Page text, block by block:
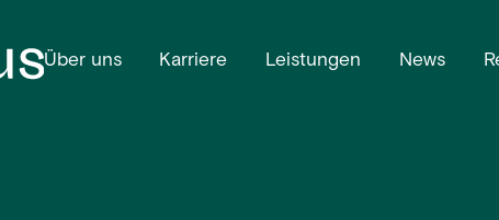
Über uns Karriere Leistungen News